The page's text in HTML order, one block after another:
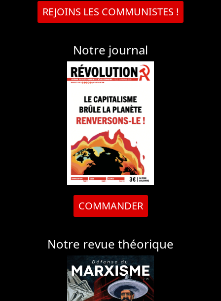
REJOINS LES COMMUNISTES !
Notre journal
COMMANDER
Notre revue théorique